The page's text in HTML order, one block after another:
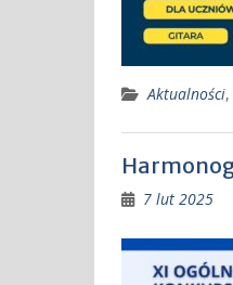
Aktualności,
7 lut 2025